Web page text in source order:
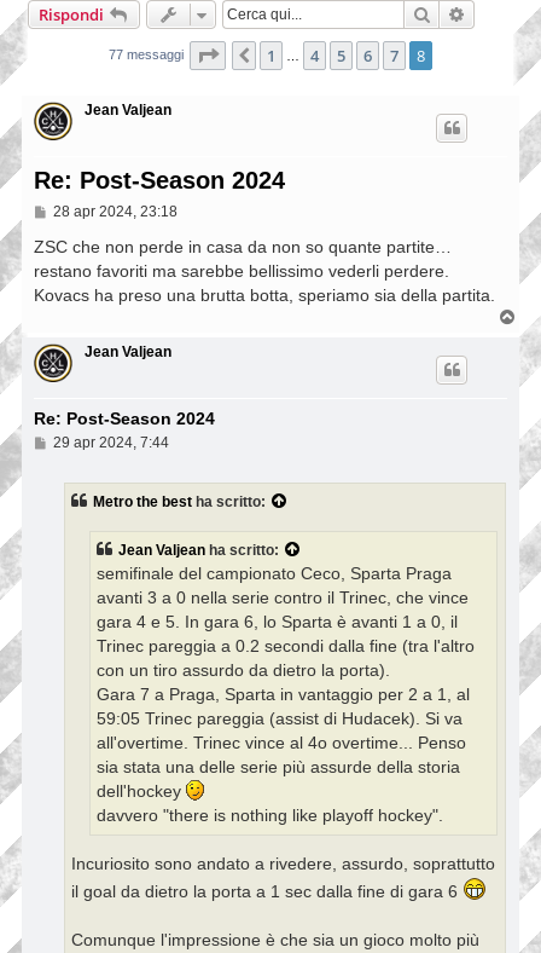
Rispondi Cerca Ricerca
77 messaggi Pagina di 8
Precedente
1 4 5 6 7 8
Jean Valjean
Re: Post-Season 2024
M
s
a
g
o
28 apr 2024, 23:18
ZSC che non perde in casa da non so quante partite…
restano favoriti ma sarebbe bellissimo vederli perdere.
Kovacs ha preso una brutta botta, speriamo sia della partita.
o
Jean Valjean
Re: Post-Season 2024
M
29 apr 2024, 7:44
Metro the best ha scritto:
Jean Valjean ha scritto:
semifinale del campionato Ceco, Sparta Praga
avanti 3 a 0 nella serie contro il Trinec, che vince
gara 4 e 5. In gara 6, lo Sparta è avanti 1 a 0, il
Trinec pareggia a 0.2 secondi dalla fine (tra l'altro
con un tiro assurdo da dietro la porta).
Gara 7 a Praga, Sparta in vantaggio per 2 a 1, al
59:05 Trinec pareggia (assist di Hudacek). Si va
all'overtime. Trinec vince al 4o overtime... Penso
sia stata una delle serie più assurde della storia
dell'hockey
davvero "there is nothing like playoff hockey".
Incuriosito sono andato a rivedere, assurdo, soprattutto
il goal da dietro la porta a 1 sec dalla fine di gara 6
Comunque l'impressione è che sia un gioco molto più